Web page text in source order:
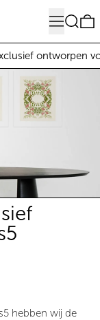
MenuZoeken
ontworpen
hebben wij de